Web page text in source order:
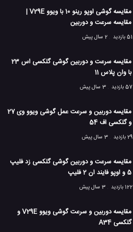
مقایسه کیفیت دوربین گوشی
تکنولوژی موبایل
مقایسه گوشی اوپو رینو 10 با ویوو V29E |
مقایسه سرعت و دوربین
51 بازدید
2 سال پیش
مقایسه سرعت و دوربین گوشی گلکسی اس 23
با وان پلاس 11
57 بازدید
3 سال پیش
مقایسه دوربین و سرعت عمل گوشی ویوو وی 27
و گلکسی اف 54
29 بازدید
3 سال پیش
مقایسه سرعت و دوربین گوشی گلکسی زد فلیپ
5 و اوپو فایند ان 2 فلیپ
122 بازدید
3 سال پیش
مقایسه دوربین و سرعت گوشی ویوو V29E و
گلکسی A34